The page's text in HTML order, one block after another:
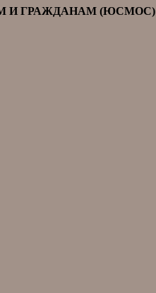
И ГРАЖДАНАМ (ЮСМОС)